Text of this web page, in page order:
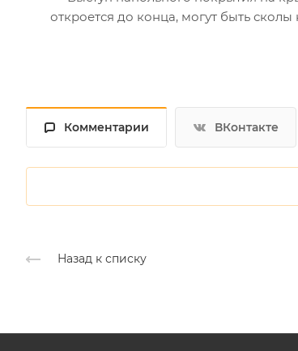
откроется до конца, могут быть сколы
Комментарии ВКонтакте
Назад к списку